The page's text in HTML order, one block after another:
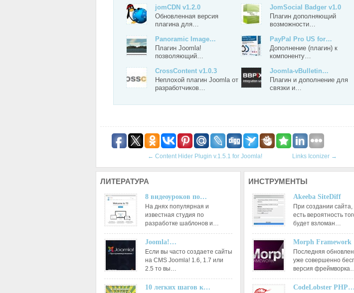
jomCDN v1.2.0
Обновленная версия
плагина для…
JomSocial Badger v1.0
Плагин дополняющий
возможности…
Panoramic Image…
Плагин Joomla!
позволяющий…
PayPal Pro US for…
Дополнение (плагин) к
компоненту…
CrossContent v1.0.3
Неплохой плагин Joomla от
разработчиков…
Joomla-vBulletin…
Плагин и дополнение для
связки и…
← Content Hider Plugin v.1.5.1 for Joomla! Links Iconizer →
ЛИТЕРАТУРА
8 видеоуроков по…
На днях популярная и
известная студия по
разработке шаблонов и…
Joomla!…
Если вы часто создаете сайты
на CMS Joomla! 1.6, 1.7 или
2.5 то вы…
10 легких шагов к…
ИНСТРУМЕНТЫ
Akeeba SiteDiff
При создании сайта,
есть вероятность
будет взломан…
Morph Framework
Последняя
уже совершенно
версия
CodeLobster PHP…